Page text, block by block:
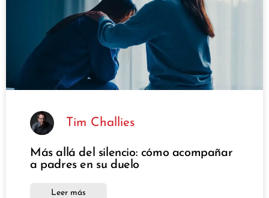
Tim Challies
Más allá del silencio: cómo acompañar
a padres en su duelo
Leer más